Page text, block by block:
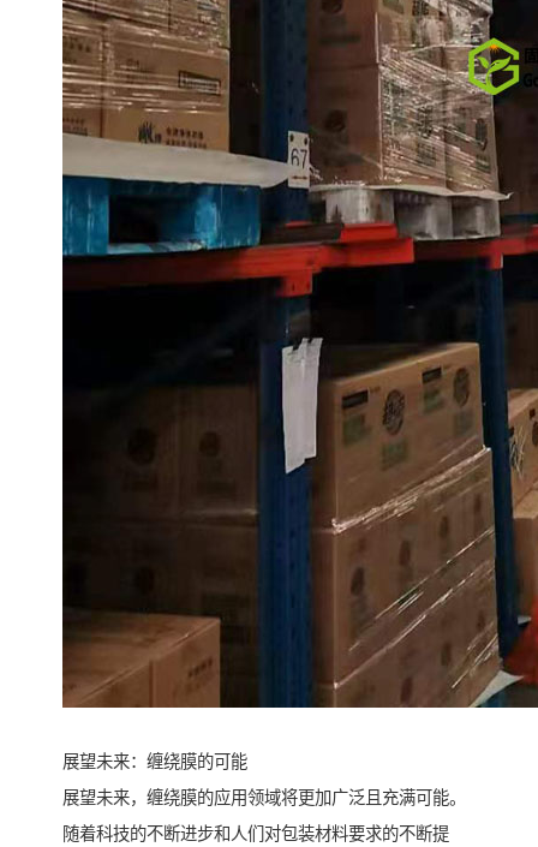
展望未来：缠绕膜的可能
展望未来，缠绕膜的应用领域将更加广泛且充满可能。
随着科技的不断进步和人们对包装材料要求的不断提